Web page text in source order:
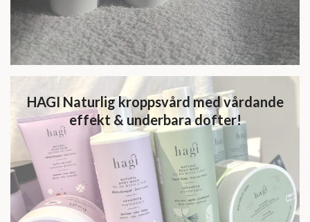
HAGI Naturlig kroppsvård med vårdande
effekt & underbara dofter!